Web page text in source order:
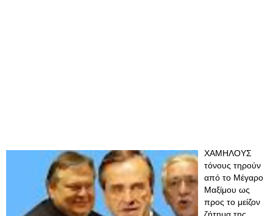
ΧΑΜΗΛΟΥΣ
τόνους τηρούν
από το Μέγαρο
Μαξίμου ως
προς το μείζον